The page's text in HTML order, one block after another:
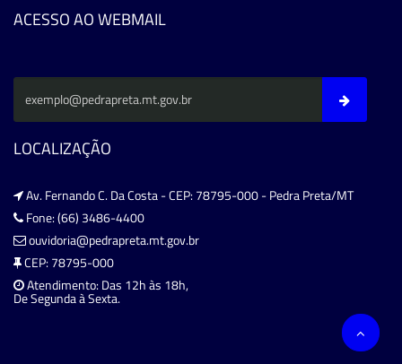
ACESSO AO WEBMAIL
LOCALIZAÇÃO
Av. Fernando C. Da Costa - CEP: 78795-000 - Pedra Preta/MT
Fone: (66) 3486-4400
ouvidoria@pedrapreta.mt.gov.br
CEP: 78795-000
Atendimento: Das 12h às 18h,
De Segunda à Sexta.